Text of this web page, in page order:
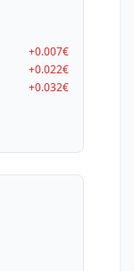
+0.007€
+0.022€
+0.032€